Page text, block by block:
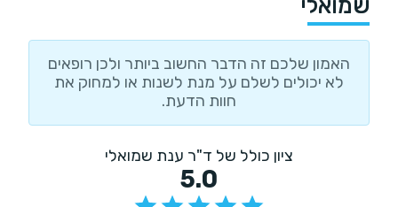
האמון שלכם זה הדבר החשוב ביותר ולכן רופאים
לא יכולים לשלם על מנת לשנות או למחוק את
חוות הדעת.
ציון כולל של ד"ר ענת שמואלי
5.0